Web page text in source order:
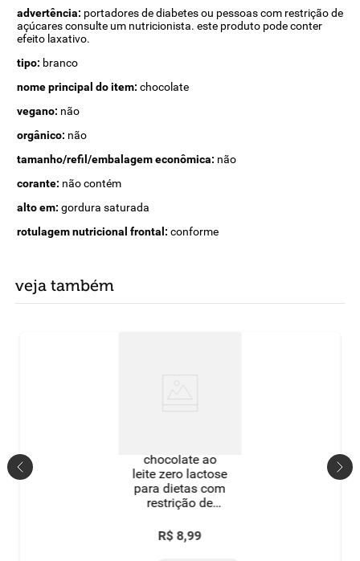
advertência: portadores de diabetes ou pessoas com restrição de
açúcares consulte um nutricionista. este produto pode conter
efeito laxativo.
tipo: branco
nome principal do item: chocolate
vegano: não
orgânico: não
tamanho/refil/embalagem econômica: não
corante: não contém
alto em: gordura saturada
rotulagem nutricional frontal: conforme
veja também
chocolate ao
leite zero lactose
para dietas com
restrição de
adição de açúcar
linea caixa 450g
R$ 8,99